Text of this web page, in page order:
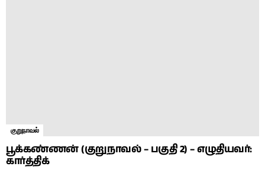
குறுநாவல்
பூக்கண்ணன் (குறுநாவல் – பகுதி 2) – எழுதியவர்:
கார்த்திக்